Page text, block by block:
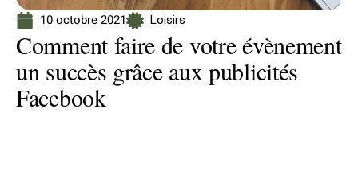
10 octobre 2021 Loisirs
Comment faire de votre évènement
un succès grâce aux publicités
Facebook